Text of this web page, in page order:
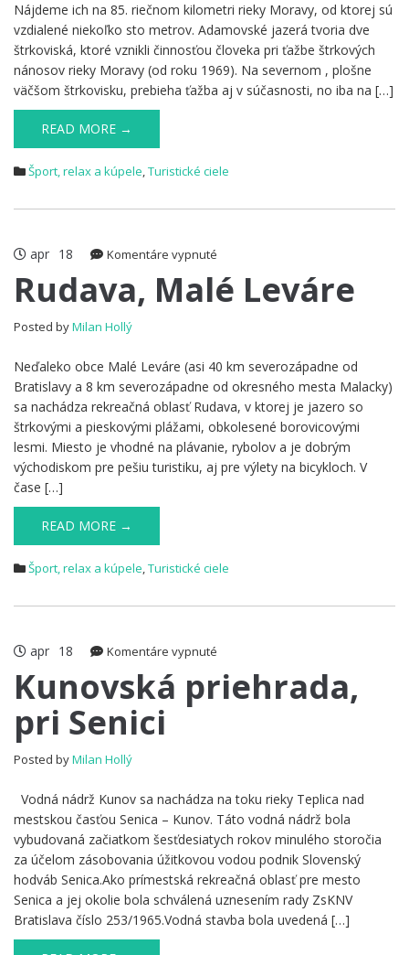
Nájdeme ich na 85. riečnom kilometri rieky Moravy, od ktorej sú
vzdialené niekoľko sto metrov. Adamovské jazerá tvoria dve
štrkoviská, ktoré vznikli činnosťou človeka pri ťažbe štrkových
nánosov rieky Moravy (od roku 1969). Na severnom , plošne
väčšom štrkovisku, prebieha ťažba aj v súčasnosti, no iba na […]
READ MORE →
Šport, relax a kúpele,Turistické ciele
apr 18 Komentáre vypnuté
Malé
Rudava, Malé Leváre
Posted byMilan Hollý
Neďaleko obce Malé Leváre (asi 40 km severozápadne od
Bratislavy a 8 km severozápadne od okresného mesta Malacky)
sa nachádza rekreačná oblasť Rudava, v ktorej je jazero so
štrkovými a pieskovými plážami, obkolesené borovicovými
lesmi. Miesto je vhodné na plávanie, rybolov a je dobrým
východiskom pre pešiu turistiku, aj pre výlety na bicykloch. V
čase […]
READ MORE →
Šport, relax a kúpele,Turistické ciele
apr 18 Komentáre vypnuté
priehrada,
Kunovská priehrada,
pri Senici
Posted byMilan Hollý
Vodná nádrž Kunov sa nachádza na toku rieky Teplica nad
mestskou časťou Senica – Kunov. Táto vodná nádrž bola
vybudovaná začiatkom šesťdesiatych rokov minulého storočia
za účelom zásobovania úžitkovou vodou podnik Slovenský
hodváb Senica.Ako prímestská rekreačná oblasť pre mesto
Senica a jej okolie bola schválená uznesením rady ZsKNV
Bratislava číslo 253/1965.Vodná stavba bola uvedená […]